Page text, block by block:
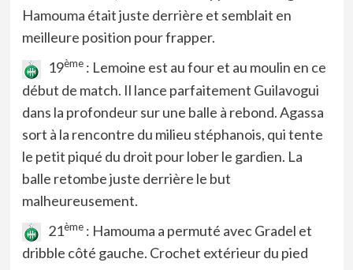
Hamouma était juste derrière et semblait en
meilleure position pour frapper.
19ème: Lemoine est au four et au moulin en ce
début de match. Il lance parfaitement Guilavogui
dans la profondeur sur une balle à rebond. Agassa
sort à la rencontre du milieu stéphanois, qui tente
le petit piqué du droit pour lober le gardien. La
balle retombe juste derrière le but
malheureusement.
21ème: Hamouma a permuté avec Gradel et
dribble côté gauche. Crochet extérieur du pied